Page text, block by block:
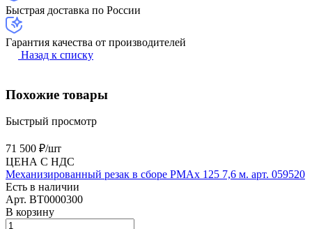
Быстрая доставка по России
Гарантия качества от производителей
Назад к списку
Похожие товары
Быстрый просмотр
71 500 ₽/шт
ЦЕНА С НДС
Механизированный резак в сборе PMAx 125 7,6 м. арт. 059520
Есть в наличии
Арт. BT0000300
В корзину